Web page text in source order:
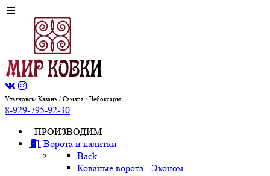
Ульяновск/ Казань / Самара / Чебоксары
8-929-795-92-30
- ПРОИЗВОДИМ -
Ворота и калитки
Back
Кованые ворота - Эконом